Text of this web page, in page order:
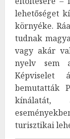
lehetőséget
környéke.
tudnak
vagy akár
nyelv sem
Képviselet
bemutatták
kínálatát,
turisztikai